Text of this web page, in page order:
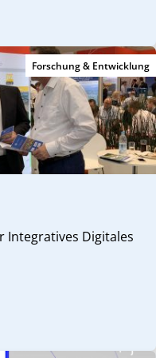
Forschung & Entwicklung
Integratives Digitales